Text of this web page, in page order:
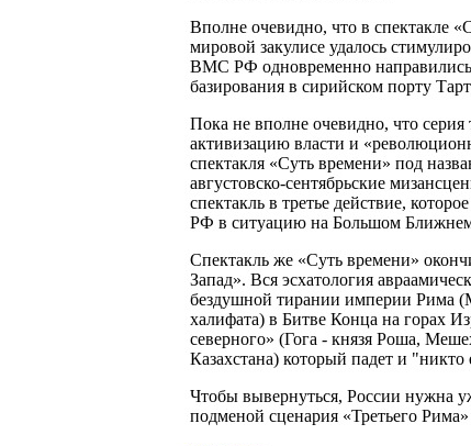
Вполне очевидно, что в спектакле
мировой закулисе удалось
ВМС РФ одновременно направились
базирования в сирийском порту
Пока не вполне очевидно, что серия
активизацию власти и
спектакля «Суть времени» под
августовско-сентябрьские
спектакль в третье действие,
РФ в ситуацию на Большом
Спектакль же «Суть времени»
Запад». Вся эсхатология
бездушной тирании империи Рима
халифата) в Битве Конца на горах
северного» (Гога - князя Роша,
Казахстана) который падет и
Чтобы вывернуться, России нужна
подменой сценария «Третьего